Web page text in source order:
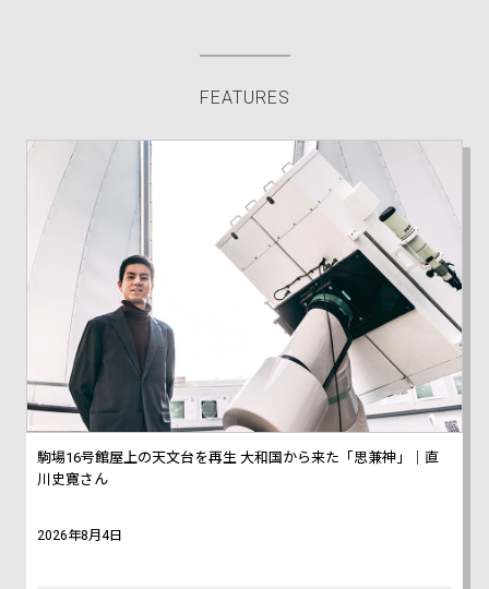
FEATURES
駒場16号館屋上の天文台を再生 大和国から来た「思兼神」｜直
川史寛さん
2026年8月4日